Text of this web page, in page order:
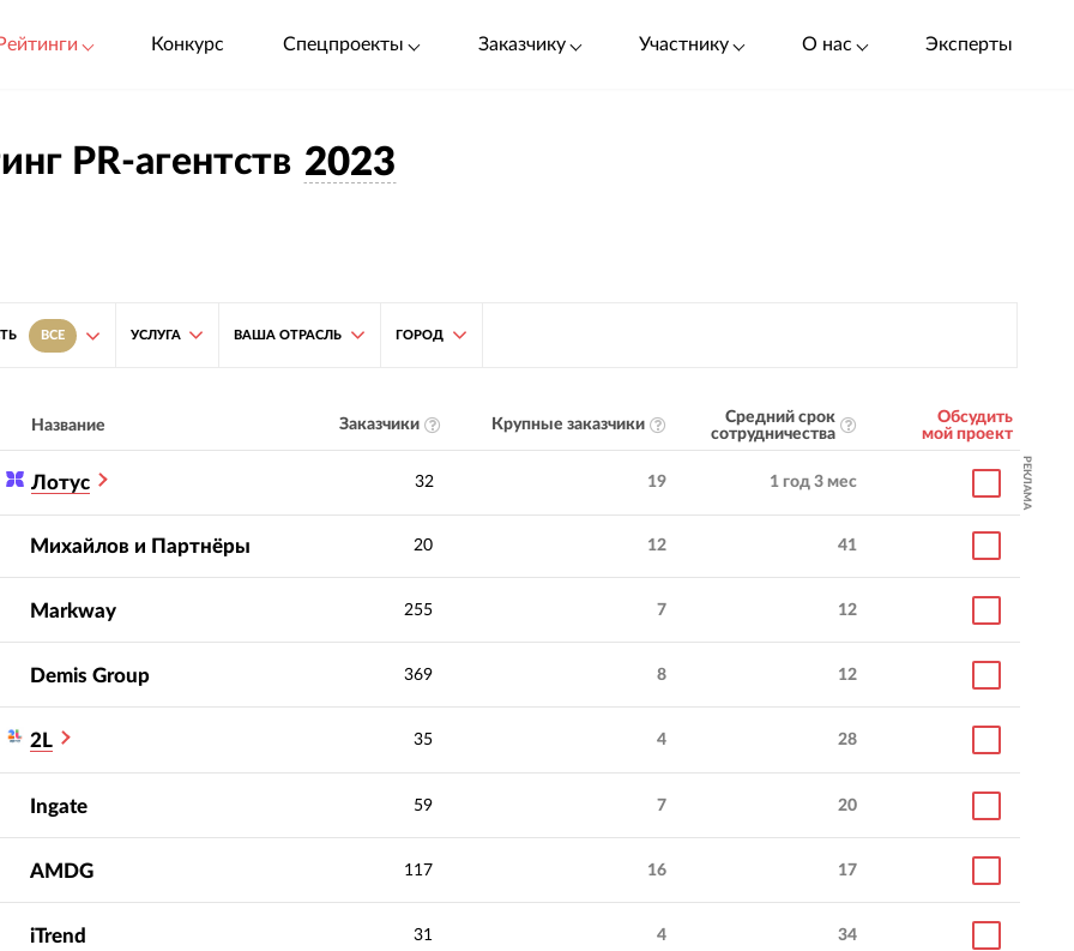
Конкурс Спецпроекты Заказчику Участнику О нас Эксперты
PR-агентств 2023
ВСЕ УСЛУГА ВАША ОТРАСЛЬ ГОРОД
Название Заказчики Крупные заказчики
Средний срок
сотрудничества
Обсудить
мой проект
Лотус 32 19 1 год 3 мес РЕКЛАМА
Михайлов и Партнёры 20 12 41
Markway 255 7 12
Demis Group 369 8 12
2L 35 4 28
Ingate 59 7 20
AMDG 117 16 17
iTrend 31 4 34